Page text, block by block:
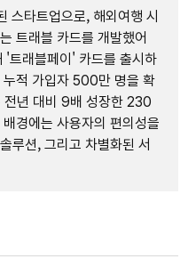
스타트업으로, 해외여행 시
트래블 카드를 개발했어
트래블페이' 카드를 출시하
누적 가입자 500만 명을 확
년 대비 9배 성장한 230
경에는 사용자의 편의성을
루션, 그리고 차별화된 서